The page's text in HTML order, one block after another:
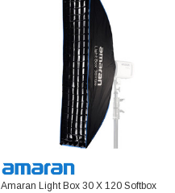
Amaran Light Box 30 X 120 Softbox